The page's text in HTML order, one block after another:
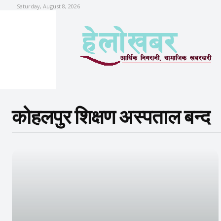
Saturday, August 8, 2026
कोहलपुर शिक्षण अस्पताल बन्द